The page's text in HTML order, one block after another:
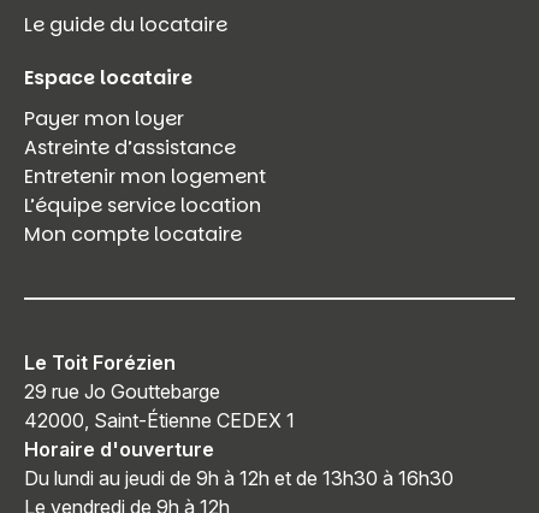
Le guide du locataire
Espace locataire
Payer mon loyer
Astreinte d’assistance
Entretenir mon logement
L’équipe service location
Mon compte locataire
Le Toit Forézien
29 rue Jo Gouttebarge
42000, Saint-Étienne CEDEX 1
Horaire d'ouverture
Du lundi au jeudi de 9h à 12h et de 13h30 à 16h30
Le vendredi de 9h à 12h